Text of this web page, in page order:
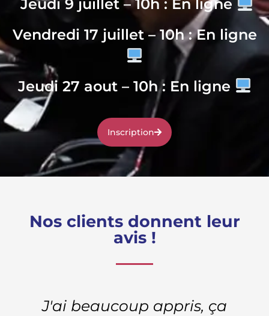
Jeudi 9 juillet – 10h : En ligne
Vendredi 17 juillet – 10h : En ligne
Jeudi 27 aout – 10h : En ligne
Inscription
Nos clients donnent leur
avis !
J'ai beaucoup appris, ça